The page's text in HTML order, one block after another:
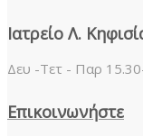
Ιατρείο Λ.
Δευ -Τετ - Παρ
Επικοινωνήστε